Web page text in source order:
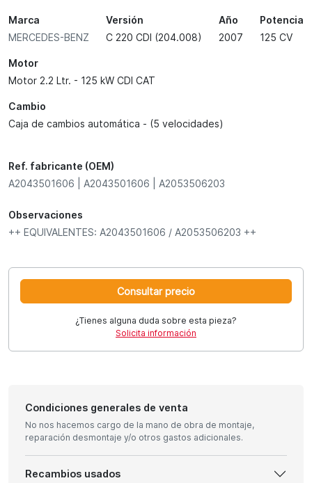
Marca
MERCEDES-BENZ
Versión
C 220 CDI (204.008)
Año
2007
Potencia
125 CV
Motor
Motor 2.2 Ltr. - 125 kW CDI CAT
Cambio
Caja de cambios automática - (5 velocidades)
Ref. fabricante (OEM)
A2043501606 | A2043501606 | A2053506203
Observaciones
++ EQUIVALENTES: A2043501606 / A2053506203 ++
Consultar precio
¿Tienes alguna duda sobre esta pieza?
Solicita información
Condiciones generales de venta
No nos hacemos cargo de la mano de obra de montaje,
reparación desmontaje y/o otros gastos adicionales.
Recambios usados